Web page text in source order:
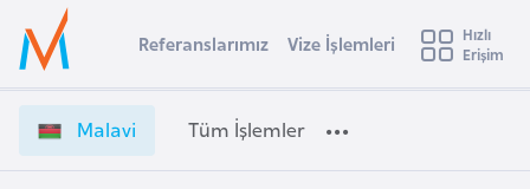
Ülke Seçimi
Başvuru yapmak istediğiniz ülkeyi seçin
Üye
Girişi
a
a
v
e
Referanslarımız Vize İşlemleri
Hızlı
Erişim
Malavi Tüm İşlemler
s
t
r
a